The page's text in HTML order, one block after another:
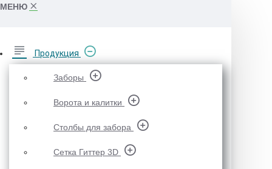
МЕНЮ
Продукция
Заборы
Ворота и калитки
Столбы для забора
Сетка Гиттер 3D